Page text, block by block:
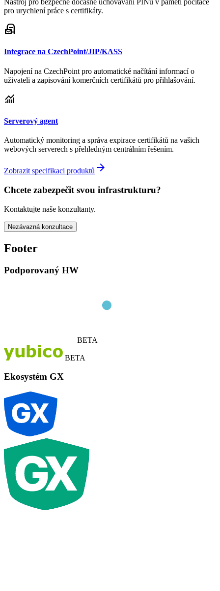
Nástroj pro bezpečné dočasné uchovávání PINu v paměti počítače
pro urychlení práce s certifikáty.
local_post_office
Integrace na CzechPoint/JIP/KASS
Napojení na CzechPoint pro automatické načítání informací o
uživateli a zapisování komerčních certifikátů pro přihlašování.
monitoring
Serverový agent
Automatický monitoring a správa expirace certifikátů na vašich
webových serverech s přehledným centrálním řešením.
Zobrazit specifikaci produktů arrow_forward
Chcete zabezpečit svou infrastrukturu?
Kontaktujte naše konzultanty.
Nezávazná konzultace
Footer
Podporovaný HW
BETA
BETA
Ekosystém GX
GX